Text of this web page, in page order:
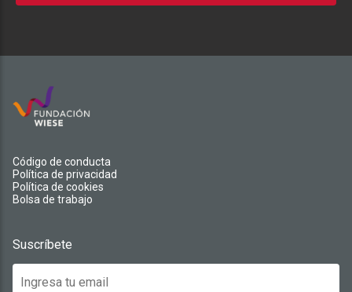
Código de conducta
Política de privacidad
Política de cookies
Bolsa de trabajo
Suscríbete